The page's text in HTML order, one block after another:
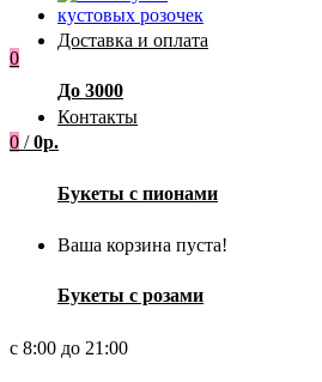
До 3000
Букеты с пионами
Букеты с розами
Доставка и оплата
Контакты
0
0 / 0р.
Ваша корзина пуста!
с 8:00 до 21:00